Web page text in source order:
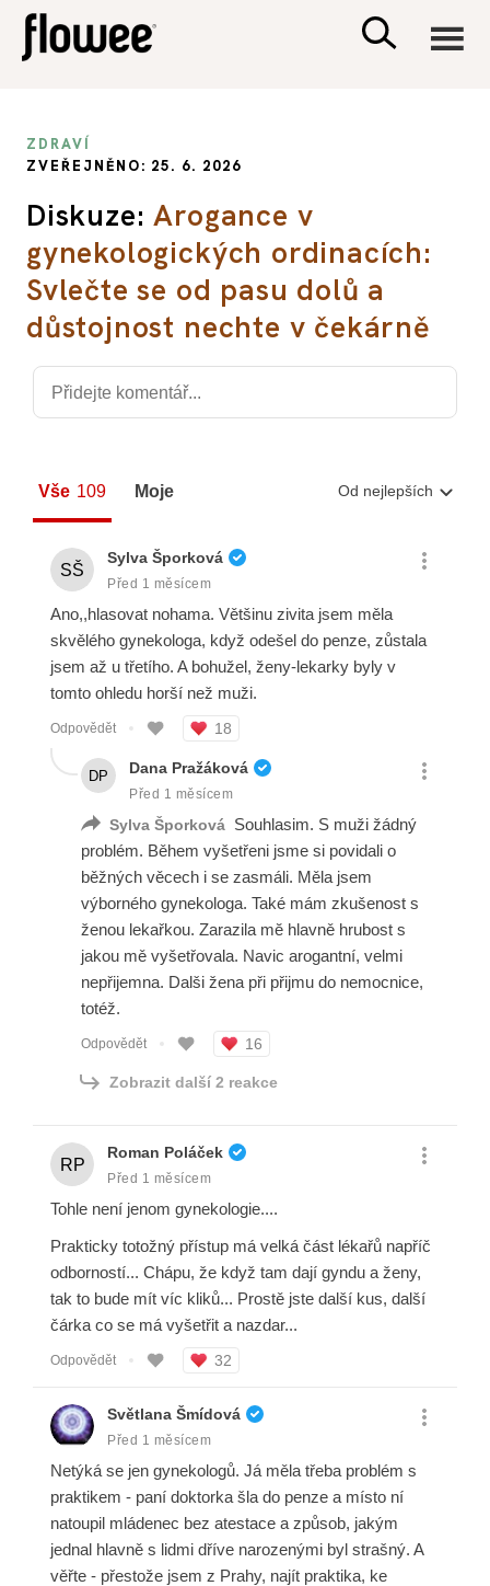
PSYCHOLOGIE
RODINA A DĚTI
SEX A VZTAHY
ZDRAVÍ
ZVEŘEJNĚNO: 25. 6. 2026
Diskuze:Arogance v
gynekologických ordinacích:
Svlečte se od pasu dolů a
důstojnost nechte v čekárně